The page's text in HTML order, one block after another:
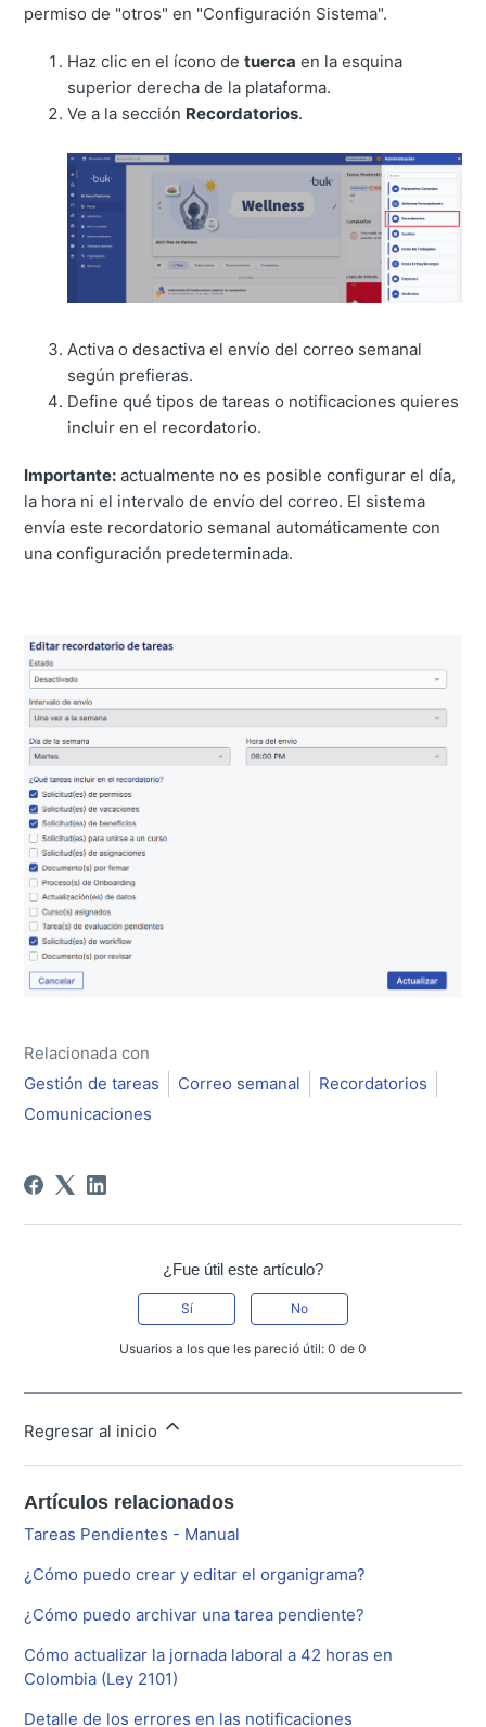
permiso de "otros" en "Configuración Sistema".
Haz clic en el ícono detuerca en la esquina
superior derecha de la plataforma.
Ve a la sección Recordatorios.
Activa o desactiva el envío del correo semanal
según prefieras.
Define qué tipos de tareas o notificaciones quieres
incluir en el recordatorio.
Importante: actualmente no es posible configurar el día,
la hora ni el intervalo de envío del correo. El sistema
envía este recordatorio semanal automáticamente con
una configuración predeterminada.
Relacionada con
Gestión de tareas
Correo semanal
Recordatorios
Comunicaciones
¿Fue útil este artículo?
Sí No
Usuarios a los que les pareció útil: 0 de 0
Regresar al inicio
Artículos relacionados
Tareas Pendientes - Manual
¿Cómo puedo crear y editar el organigrama?
¿Cómo puedo archivar una tarea pendiente?
Cómo actualizar la jornada laboral a 42 horas en
Colombia (Ley 2101)
Detalle de los errores en las notificaciones